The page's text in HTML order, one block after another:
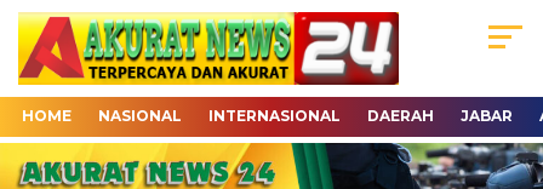
HOME NASIONAL INTERNASIONAL DAERAH JABAR